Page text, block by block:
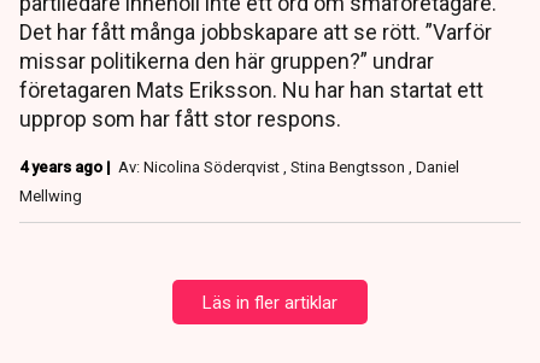
Det har fått många jobbskapare att se rött. ”Varför
missar politikerna den här gruppen?” undrar
företagaren Mats Eriksson. Nu har han startat ett
upprop som har fått stor respons.
4 years ago | Av: Nicolina Söderqvist , Stina Bengtsson , Daniel
Mellwing
Läs in fler artiklar